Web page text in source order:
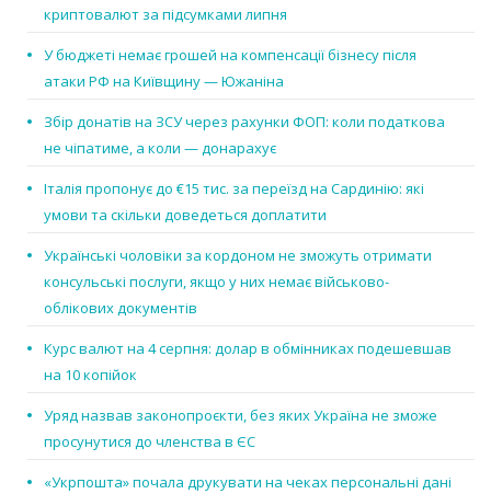
криптовалют за підсумками липня
У бюджеті немає грошей на компенсації бізнесу після
атаки РФ на Київщину — Южаніна
Збір донатів на ЗСУ через рахунки ФОП: коли податкова
не чіпатиме, а коли — донарахує
Італія пропонує до €15 тис. за переїзд на Сардинію: які
умови та скільки доведеться доплатити
Українські чоловіки за кордоном не зможуть отримати
консульські послуги, якщо у них немає військово-
облікових документів
Курс валют на 4 серпня: долар в обмінниках подешевшав
на 10 копійок
Уряд назвав законопроєкти, без яких Україна не зможе
просунутися до членства в ЄС
«Укрпошта» почала друкувати на чеках персональні дані